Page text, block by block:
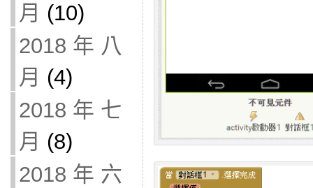
月 (10)
2018 年 八
月 (4)
2018 年 七
月 (8)
2018 年 六